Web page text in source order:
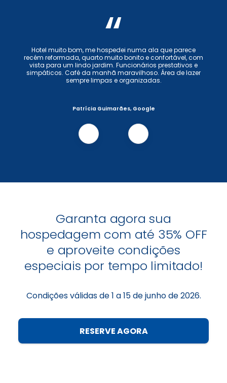
“
Hotel muito bom, me hospedei numa ala que parece
recém reformada, quarto muito bonito e confortável, com
vista para um lindo jardim. Funcionários prestativos e
simpáticos. Café da manhã maravilhoso. Área de lazer
sempre limpas e organizadas.
Patrícia Guimarães, Google
Garanta agora sua
hospedagem com até 35% OFF
e aproveite condições
especiais por tempo limitado!
Condições válidas de 1 a 15 de junho de 2026.
RESERVE AGORA